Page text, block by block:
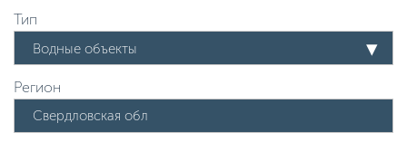
Тип
Водные объекты
Регион